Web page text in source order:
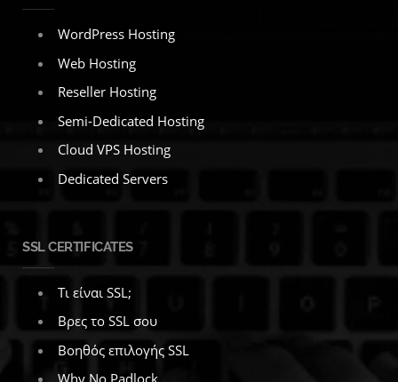
WordPress Hosting
Web Hosting
Reseller Hosting
Semi-Dedicated Hosting
Cloud VPS Hosting
Dedicated Servers
SSL CERTIFICATES
Τι είναι SSL;
Βρες το SSL σου
Βοηθός επιλογής SSL